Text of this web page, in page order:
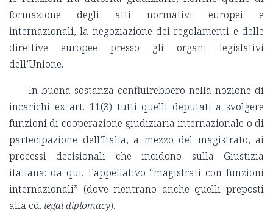
formazione degli atti normativi europei e
internazionali, la negoziazione dei regolamenti e delle
direttive europee presso gli organi legislativi
dell’Unione.
In buona sostanza confluirebbero nella nozione di
incarichi ex art. 11(3) tutti quelli deputati a svolgere
funzioni di cooperazione giudiziaria internazionale o di
partecipazione dell’Italia, a mezzo del magistrato, ai
processi decisionali che incidono sulla Giustizia
italiana: da qui, l’appellativo “magistrati con funzioni
internazionali” (dove rientrano anche quelli preposti
alla cd. legal diplomacy).